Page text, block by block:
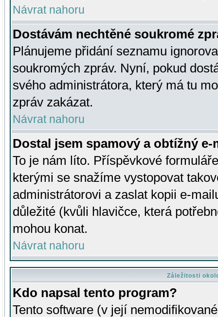
Návrat nahoru
Dostávám nechtěné soukromé
Plánujeme přidání seznamu
soukromých zpráv. Nyní, pokud
svého administrátora, který má tu
zpráv zakázat.
Návrat nahoru
Dostal jsem spamový a obtížný
To je nám líto. Příspěvkové
kterými se snažíme vystopovat
administrátorovi a zaslat kopii e-
důležité (kvůli hlavičce, která
mohou konat.
Návrat nahoru
Záležitosti
Kdo napsal tento program?
Tento software (v její